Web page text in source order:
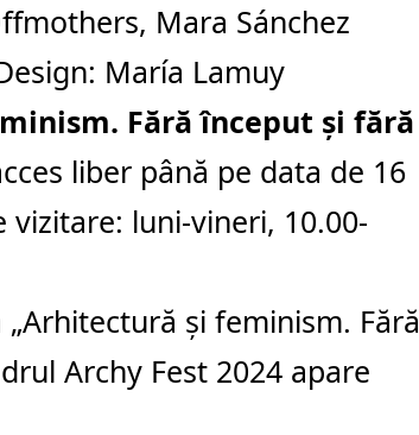
Mara Sánchez
María Lamuy
Fără început și fără
liber până pe data de 16
luni-vineri, 10.00-
„Arhitectură și feminism. Fără
Archy Fest 2024 apare